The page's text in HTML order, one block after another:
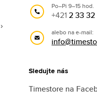
Po–Pi 9–15 hod.
+4212 33 32
alebo na e-mail:
Sledujte nás
Timestore na